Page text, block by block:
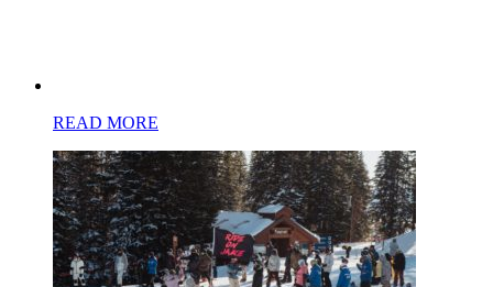
READ MORE